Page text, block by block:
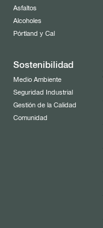
Asfaltos
Alcoholes
Pórtland y Cal
Sostenibilidad
Medio Ambiente
Seguridad Industrial
Gestión de la Calidad
Comunidad